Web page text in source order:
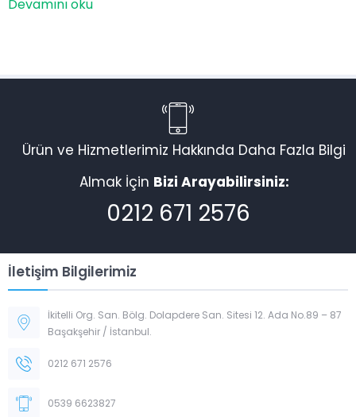
Devamını oku
Ürün ve Hizmetlerimiz Hakkında Daha Fazla Bilgi
Almak İçin Bizi Arayabilirsiniz:
0212 671 2576
İletişim Bilgilerimiz
İkitelli Org. San. Bölg. Dolapdere San. Sitesi 12. Ada No.89 – 87
Başakşehir / İstanbul.
0212 671 2576
0539 6623827